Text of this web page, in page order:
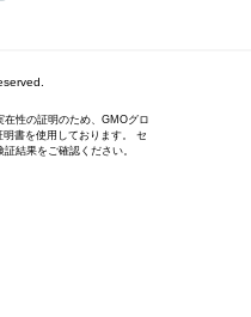
在性の証明のため、GMOグロ
書を使用しております。 セ
結果をご確認ください。